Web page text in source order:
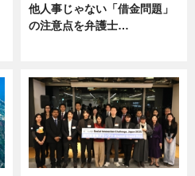
他人事じゃない「借金問題」
の注意点を弁護士…